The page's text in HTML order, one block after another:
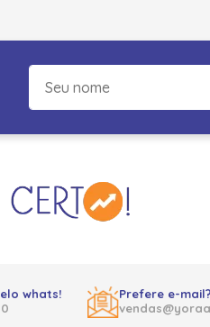
whats!
Prefere e-mail?